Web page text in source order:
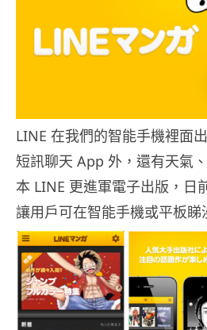
LINE 在我們的智能手機裡面
短訊聊天 App 外，還有天氣
本 LINE 更進軍電子出版，日
讓用戶可在智能手機或平板睇